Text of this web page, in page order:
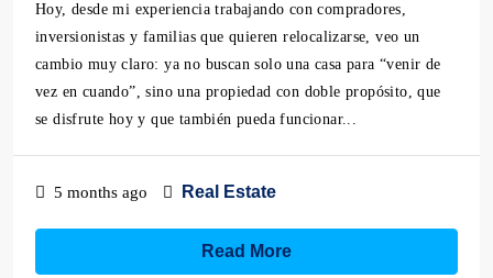
Hoy, desde mi experiencia trabajando con compradores,
inversionistas y familias que quieren relocalizarse, veo un
cambio muy claro: ya no buscan solo una casa para “venir de
vez en cuando”, sino una propiedad con doble propósito, que
se disfrute hoy y que también pueda funcionar...
5 months ago Real Estate
Read More